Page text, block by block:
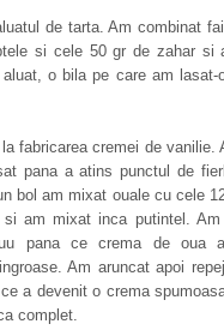
de tarta. Am combinat
si cele 50 gr de zahar si
o bila pe care am
fabricarea cremei de vanilie.
pana a atins punctul de
bol am mixat ouale cu cele
si am mixat inca putintel.
pana ce crema de oua
Am aruncat apoi
a devenit o crema
complet.